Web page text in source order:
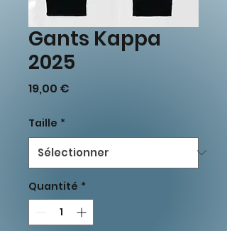
Gants Kappa
2025
19,00 €
Taille *
Quantité *